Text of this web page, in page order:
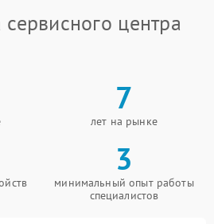
центра
7
лет на рынке
3
минимальный опыт работы
специалистов